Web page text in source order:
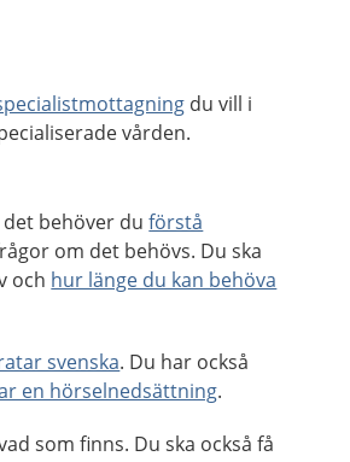
du vill i
vården.
det behöver duförstå
om det behövs. Du ska
och hur länge du kan behöva
svenska. Du har också
en hörselnedsättning.
som finns. Du ska också få